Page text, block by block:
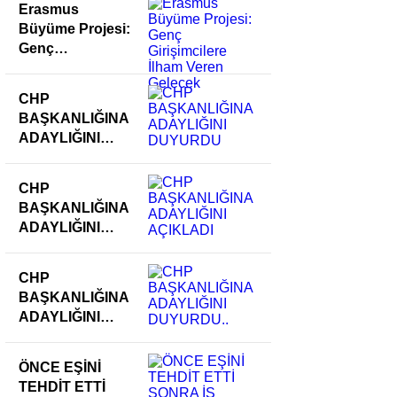
Erasmus
Büyüme Projesi:
Genç
Gelecek
CHP
BAŞKANLIĞINA
ADAYLIĞINI
CHP
BAŞKANLIĞINA
ADAYLIĞINI
CHP
BAŞKANLIĞINA
ADAYLIĞINI
ÖNCE EŞİNİ
TEHDİT ETTİ